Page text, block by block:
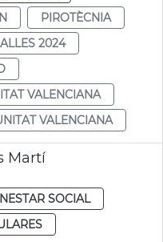
PIROTÈCNIA
2024
VALENCIANA
VALENCIANA
Martí
SOCIAL